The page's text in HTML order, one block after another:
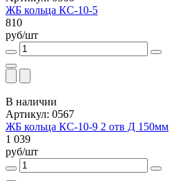
ЖБ кольца КС-10-5
810
руб/шт
В наличии
Артикул: 0567
ЖБ кольца КС-10-9 2 отв Д 150мм
1 039
руб/шт